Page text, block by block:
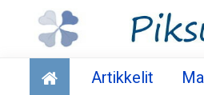
Talous
Artikkelit